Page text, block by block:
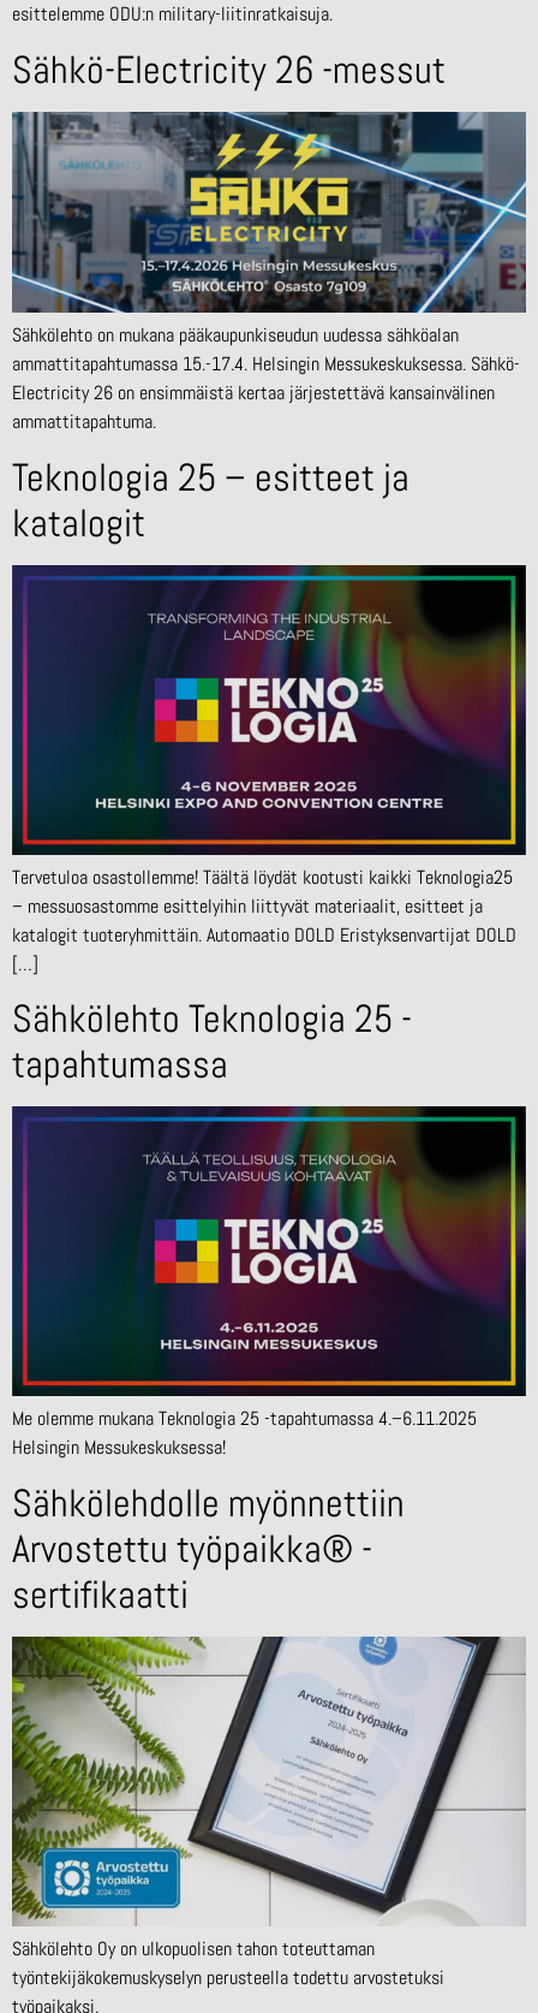
esittelemme ODU:n military-liitinratkaisuja.
Sähkö-Electricity 26 -messut
Sähkölehto on mukana pääkaupunkiseudun uudessa sähköalan
ammattitapahtumassa 15.-17.4. Helsingin Messukeskuksessa. Sähkö-
Electricity 26 on ensimmäistä kertaa järjestettävä kansainvälinen
ammattitapahtuma.
Teknologia 25 – esitteet ja
katalogit
Tervetuloa osastollemme! Täältä löydät kootusti kaikki Teknologia25
– messuosastomme esittelyihin liittyvät materiaalit, esitteet ja
katalogit tuoteryhmittäin. Automaatio DOLD Eristyksenvartijat DOLD
[…]
Sähkölehto Teknologia 25 -
tapahtumassa
Me olemme mukana Teknologia 25 -tapahtumassa 4.–6.11.2025
Helsingin Messukeskuksessa!
Sähkölehdolle myönnettiin
Arvostettu työpaikka® -
sertifikaatti
Sähkölehto Oy on ulkopuolisen tahon toteuttaman
työntekijäkokemuskyselyn perusteella todettu arvostetuksi
työpaikaksi.